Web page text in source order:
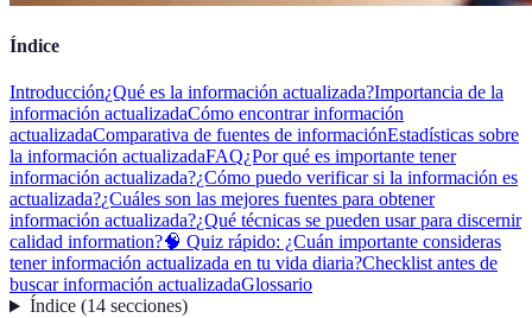
Índice
Introducción¿Qué es la información actualizada?Importancia de la
información actualizadaCómo encontrar información
actualizadaComparativa de fuentes de informaciónEstadísticas sobre
la información actualizadaFAQ¿Por qué es importante tener
información actualizada?¿Cómo puedo verificar si la información es
actualizada?¿Cuáles son las mejores fuentes para obtener
información actualizada?¿Qué técnicas se pueden usar para discernir
calidad information?🧠 Quiz rápido: ¿Cuán importante consideras
tener información actualizada en tu vida diaria?Checklist antes de
buscar información actualizadaGlossario
Índice(14 secciones)